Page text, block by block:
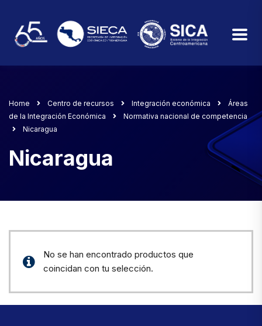
Home Centro de recursos Integración económica
Áreas
de la Integración Económica
Normativa nacional de competencia
Nicaragua
Nicaragua
No se han encontrado productos que
coincidan con tu selección.